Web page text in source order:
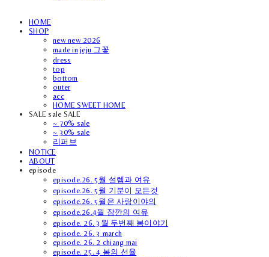
HOME
SHOP
new new 2026
made in jeju 그꽃
dress
top
bottom
outer
acc
HOME SWEET HOME
SALE sale SALE
~ 70% sale
~ 30% sale
리퍼브
NOTICE
ABOUT
episode
episode.26. 5월 설렘과 여유
episode.26. 5월 기분이 모든것
episode.26. 5월은 사랑이야의
episode.26.4월 잠깐의 여유
episode. 26. 3월 두번째 봄이야기
episode. 26. 3 march
episode. 26. 2 chiang mai
episode. 25. 4 봄의 선율